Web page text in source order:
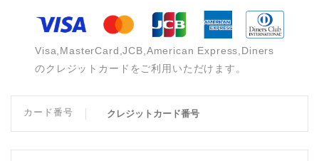
Visa,MasterCard,JCB,American Express,Diners
のクレジットカードをご利用いただけます。
カード番号